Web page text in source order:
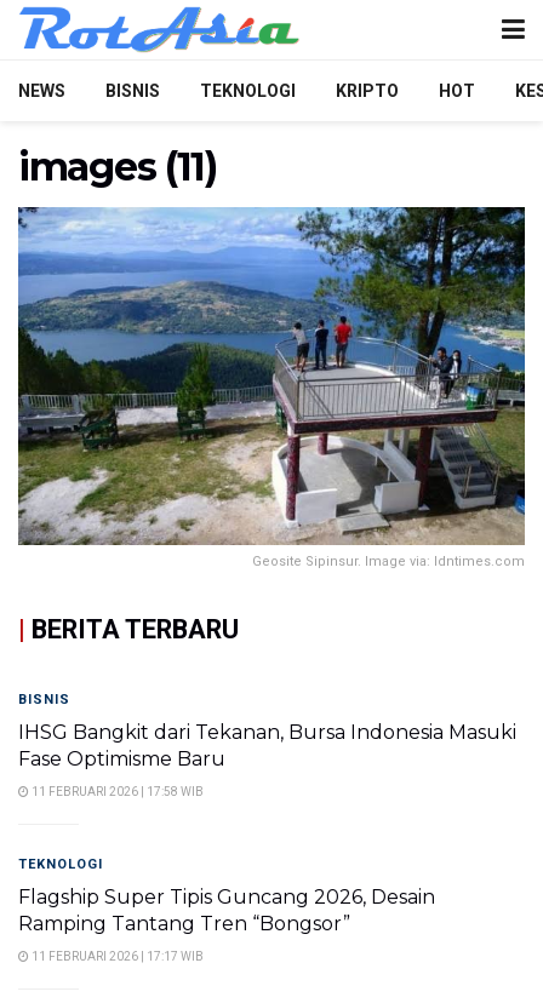
NEWS BISNIS TEKNOLOGI KRIPTO HOT
images (11)
Geosite Sipinsur. Image via: Idntimes.com
| BERITA TERBARU
BISNIS
IHSG Bangkit dari Tekanan, Bursa Indonesia Masuki
Fase Optimisme Baru
11 FEBRUARI 2026 | 17:58 WIB
TEKNOLOGI
Flagship Super Tipis Guncang 2026, Desain
Ramping Tantang Tren “Bongsor”
11 FEBRUARI 2026 | 17:17 WIB